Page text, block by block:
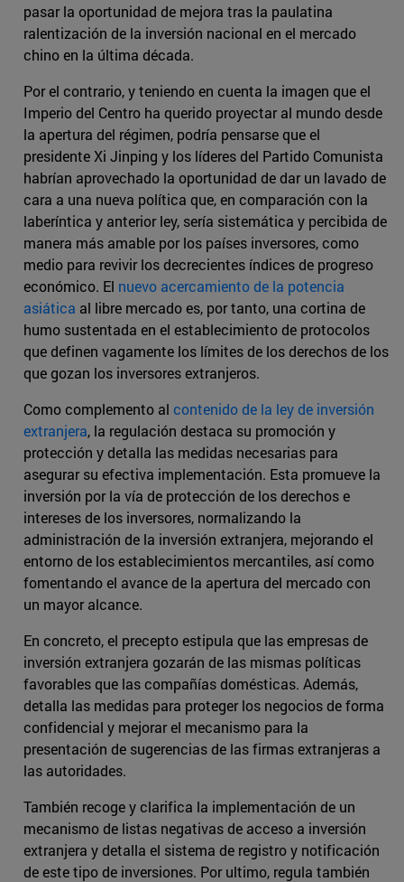
pasar la oportunidad de mejora tras la paulatina
ralentización de la inversión nacional en el mercado
chino en la última década.
Por el contrario, y teniendo en cuenta la imagen que el
Imperio del Centro ha querido proyectar al mundo desde
la apertura del régimen, podría pensarse que el
presidente Xi Jinping y los líderes del Partido Comunista
habrían aprovechado la oportunidad de dar un lavado de
cara a una nueva política que, en comparación con la
laberíntica y anterior ley, sería sistemática y percibida de
manera más amable por los países inversores, como
medio para revivir los decrecientes índices de progreso
económico. El nuevo acercamiento de la potencia
asiática al libre mercado es, por tanto, una cortina de
humo sustentada en el establecimiento de protocolos
que definen vagamente los límites de los derechos de los
que gozan los inversores extranjeros.
Como complemento al contenido de la ley de inversión
extranjera, la regulación destaca su promoción y
protección y detalla las medidas necesarias para
asegurar su efectiva implementación. Esta promueve la
inversión por la vía de protección de los derechos e
intereses de los inversores, normalizando la
administración de la inversión extranjera, mejorando el
entorno de los establecimientos mercantiles, así como
fomentando el avance de la apertura del mercado con
un mayor alcance.
En concreto, el precepto estipula que las empresas de
inversión extranjera gozarán de las mismas políticas
favorables que las compañías domésticas. Además,
detalla las medidas para proteger los negocios de forma
confidencial y mejorar el mecanismo para la
presentación de sugerencias de las firmas extranjeras a
las autoridades.
También recoge y clarifica la implementación de un
mecanismo de listas negativas de acceso a inversión
extranjera y detalla el sistema de registro y notificación
de este tipo de inversiones. Por ultimo, regula también